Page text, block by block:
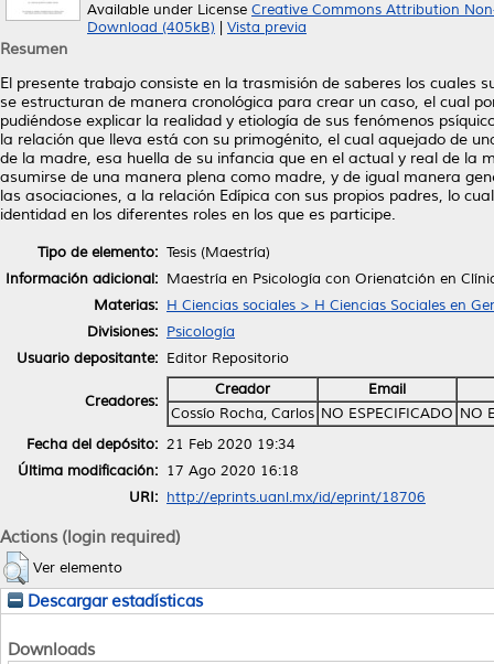
Available under License Creative Commons Attribution
Download (405kB)
Vista previa
Resumen
El presente trabajo consiste en la trasmisión de saberes los cuales
se estructuran de manera cronológica para crear un caso, el cual
pudiéndose explicar la realidad y etiología de sus fenómenos
la relación que lleva está con su primogénito, el cual aquejado de
de la madre, esa huella de su infancia que en el actual y real de la
asumirse de una manera plena como madre, y de igual manera
las asociaciones, a la relación Edípica con sus propios padres, lo
identidad en los diferentes roles en los que es participe.
Tipo de elemento: Tesis (Maestría)
Información adicional: Maestría en Psicología con Orienatción en
Materias: H Ciencias sociales > H Ciencias Sociales en
Divisiones: Psicología
Usuario depositante: Editor Repositorio
Creadores:
Creador
Email
Cossío Rocha, Carlos NO ESPECIFICADO NO
Fecha del depósito: 21 Feb 2020 19:34
Última modificación: 17 Ago 2020 16:18
URI: http://eprints.uanl.mx/id/eprint/18706
Actions (login required)
Ver elemento
Descargar estadísticas
Downloads